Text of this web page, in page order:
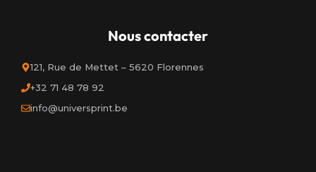
Nous contacter
121, Rue de Mettet – 5620 Florennes
+32 71 48 78 92
info@universprint.be